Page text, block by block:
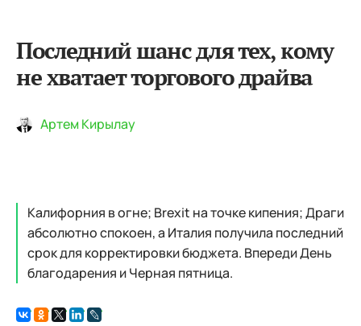
Последний шанс для тех, кому
не хватает торгового драйва
Артем Кирылау
Калифорния в огне; Brexit на точке кипения; Драги
абсолютно спокоен, а Италия получила последний
срок для корректировки бюджета. Впереди День
благодарения и Черная пятница.